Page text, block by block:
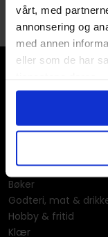
vårt, med
annonsering og
med annen
eller som de har
Brettspill
Bøker
Godteri, mat &
Hobby & fritid
Klær